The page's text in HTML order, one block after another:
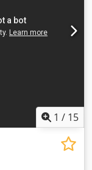
Kontaktieren
zu. Wir
1 / 15